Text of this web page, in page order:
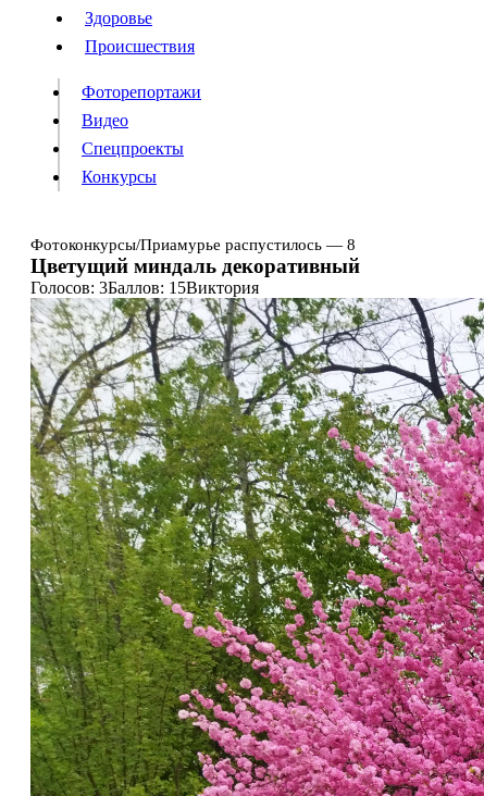
Происшествия
Видео
Конкурсы
ИнформацияПодпискаРекламаВсе новостиАрхив
Здоровье
Происшествия
Фоторепортажи
Видео
Спецпроекты
Конкурсы
Фотоконкурсы/Приамурье распустилось — 8
Цветущий миндаль декоративный
Голосов: 3Баллов: 15Виктория